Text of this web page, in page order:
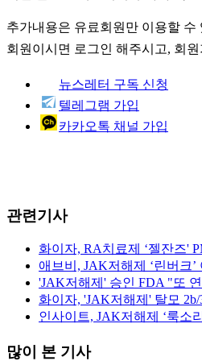
추가내용은 유료회원만 이용할 수
회원이시면 로그인 해주시고, 회
뉴스레터 구독 신청
텔레그램 가입
카카오톡 채널 가입
관련기사
화이자, RA치료제 ‘젤잔즈'
애브비, JAK저해제 ‘린버크
'JAK저해제' 승인 FDA "또
화이자, 'JAK저해제' 탈모
인사이트, JAK저해제 ‘룩소
많이 본 기사